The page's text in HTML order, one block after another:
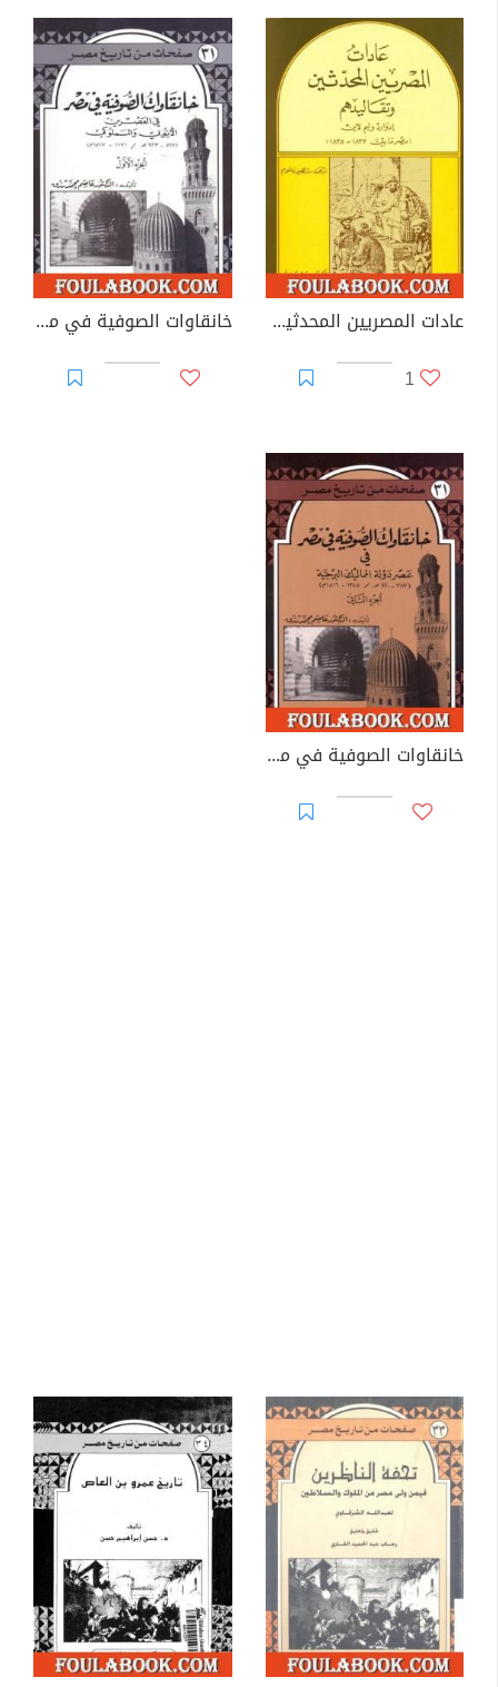
عادات المصريين المحدثين وتقاليدهم - مصر بين 1833- 1835
1
خانقاوات الصوفية في مصر في العصرين الأيوبي والمملوكي - الجزء الأول
خانقاوات الصوفية في مصر في عصر دولة المماليك البرجية - الجزء الثاني